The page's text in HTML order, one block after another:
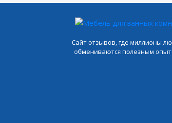
Сайт отзывов, где миллионы
обмениваются полезным